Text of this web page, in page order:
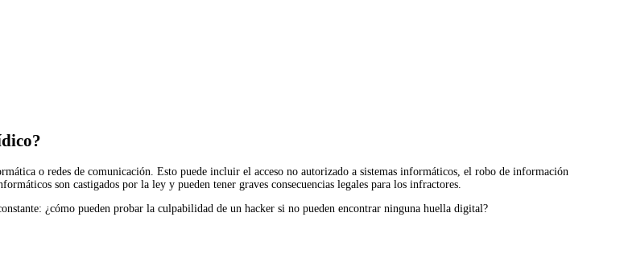
o redes de comunicación. Esto puede incluir el acceso no autorizado a sistemas informáticos, el robo de información
son castigados por la ley y pueden tener graves consecuencias legales para los infractores.
¿cómo pueden probar la culpabilidad de un hacker si no pueden encontrar ninguna huella digital?